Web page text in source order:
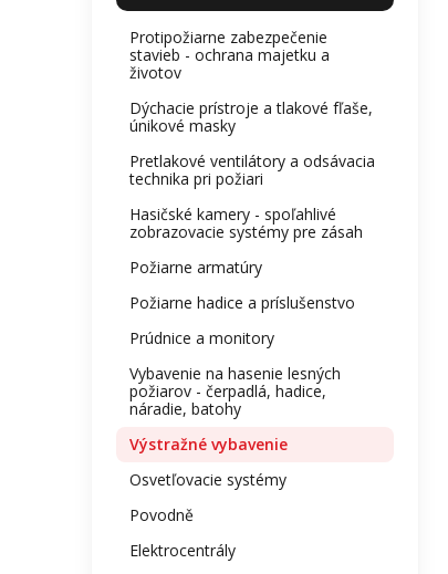
Protipožiarne zabezpečenie
stavieb - ochrana majetku a
životov
Dýchacie prístroje a tlakové fľaše,
únikové masky
Pretlakové ventilátory a odsávacia
technika pri požiari
Hasičské kamery - spoľahlivé
zobrazovacie systémy pre zásah
Požiarne armatúry
Požiarne hadice a príslušenstvo
Prúdnice a monitory
Vybavenie na hasenie lesných
požiarov - čerpadlá, hadice,
náradie, batohy
Výstražné vybavenie
Osvetľovacie systémy
Povodně
Elektrocentrály